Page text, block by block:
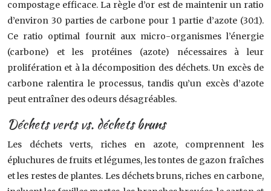
compostage efficace. La règle d’or est de maintenir un ratio
d’environ 30 parties de carbone pour 1 partie d’azote (30:1).
Ce ratio optimal fournit aux micro-organismes l’énergie
(carbone) et les protéines (azote) nécessaires à leur
prolifération et à la décomposition des déchets. Un excès de
carbone ralentira le processus, tandis qu’un excès d’azote
peut entraîner des odeurs désagréables.
Déchets verts vs. déchets bruns
Les déchets verts, riches en azote, comprennent les
épluchures de fruits et légumes, les tontes de gazon fraîches
et les restes de plantes. Les déchets bruns, riches en carbone,